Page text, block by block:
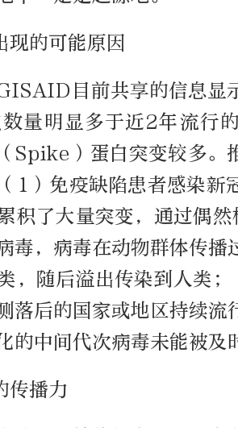
的可能原因
目前共享的信息显
量明显多于近2年流行
Spike）蛋白突变较多。
1）免疫缺陷患者感染新
积了大量突变，通过偶
毒，病毒在动物群体传播
，随后溢出传染到人类
落后的国家或地区持续流
的中间代次病毒未能被及
传播力